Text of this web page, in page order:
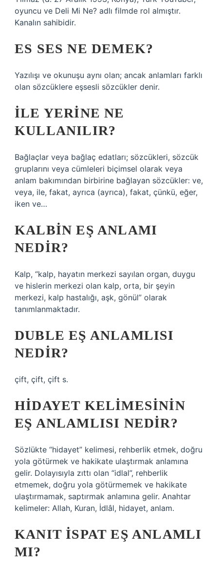
oyuncu ve Deli Mi Ne? adlı filmde rol almıştır.
Kanalın sahibidir.
ES SES NE DEMEK?
Yazılışı ve okunuşu aynı olan; ancak anlamları farklı
olan sözcüklere eşsesli sözcükler denir.
İLE YERINE NE
KULLANILIR?
Bağlaçlar veya bağlaç edatları; sözcükleri, sözcük
gruplarını veya cümleleri biçimsel olarak veya
anlam bakımından birbirine bağlayan sözcükler: ve,
veya, ile, fakat, ayrıca (ayrıca), fakat, çünkü, eğer,
iken ve…
KALBIN EŞ ANLAMI
NEDIR?
Kalp, “kalp, hayatın merkezi sayılan organ, duygu
ve hislerin merkezi olan kalp, orta, bir şeyin
merkezi, kalp hastalığı, aşk, gönül” olarak
tanımlanmaktadır.
DUBLE EŞ ANLAMLISI
NEDIR?
çift, çift, çift s.
HIDAYET KELIMESININ
EŞ ANLAMLISI NEDIR?
Sözlükte “hidayet” kelimesi, rehberlik etmek, doğru
yola götürmek ve hakikate ulaştırmak anlamına
gelir. Dolayısıyla zıttı olan “idlal”, rehberlik
etmemek, doğru yola götürmemek ve hakikate
ulaştırmamak, saptırmak anlamına gelir. Anahtar
kelimeler: Allah, Kuran, İdlâl, hidayet, anlam.
KANIT ISPAT EŞ ANLAMLI
MI?